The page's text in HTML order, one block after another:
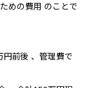
めの費用 のことで
前後 、管理費で